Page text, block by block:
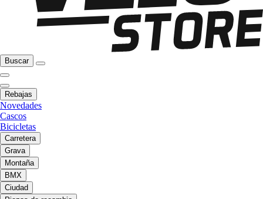
Buscar
Rebajas
Novedades
Cascos
Bicicletas
Carretera
Grava
Montaña
BMX
Ciudad